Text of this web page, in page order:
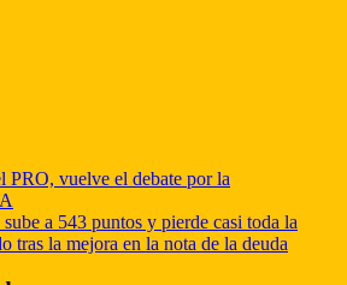
PRO, vuelve el debate por la
a 543 puntos y pierde casi toda la
tras la mejora en la nota de la deuda